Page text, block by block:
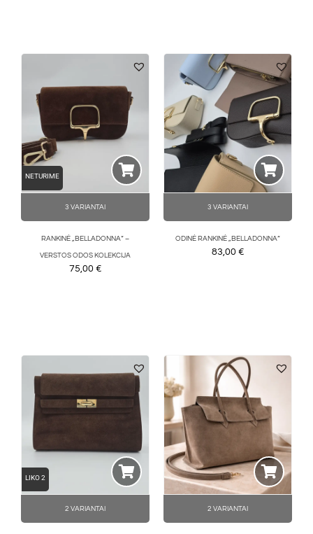
NETURIME
3 VARIANTAI
RANKINĖ „BELLADONNA“ –
VERSTOS ODOS KOLEKCIJA
75,00 €
3 VARIANTAI
ODINĖ RANKINĖ „BELLADONNA“
83,00 €
LIKO 2
2 VARIANTAI 2 VARIANTAI